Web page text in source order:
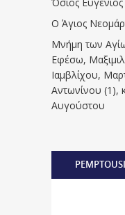
Όσιος
Ο Άγιος
Μνήμη των
Eφέσω,
Iαμβλίχου,
Aντωνίνου (1),
Αυγούστου